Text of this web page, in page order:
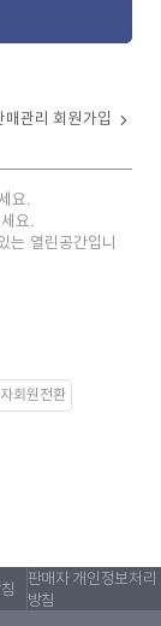
매관리 회원가입
요.
요.
는 열린공간입니
회원전환
판매자 개인정보처리
방침